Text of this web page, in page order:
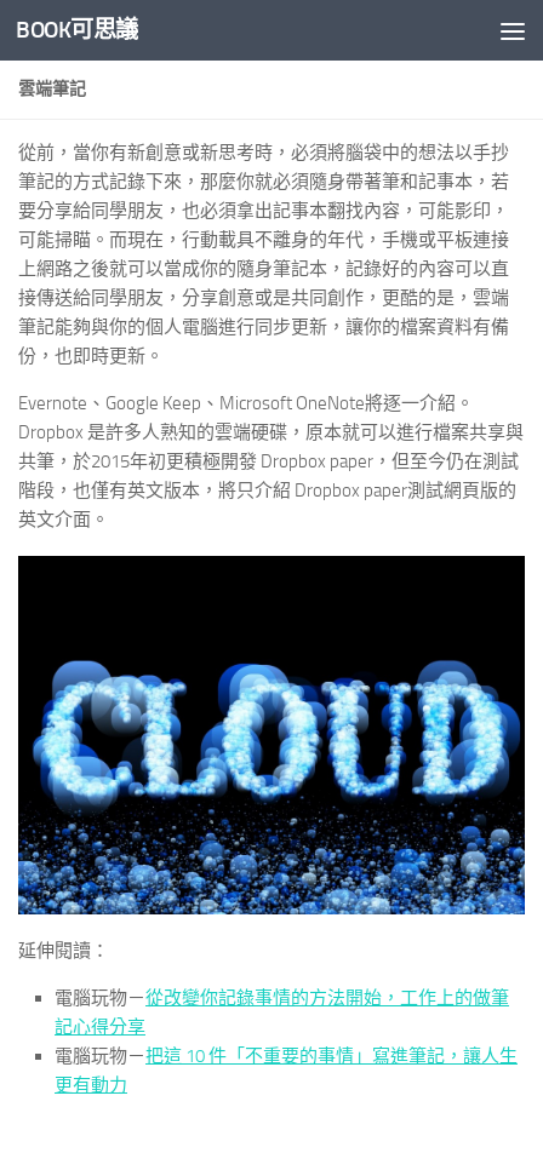
Skip to content
BOOK可思議
雲端筆記
從前，當你有新創意或新思考時，必須將腦袋中的想法以手抄
筆記的方式記錄下來，那麼你就必須隨身帶著筆和記事本，若
要分享給同學朋友，也必須拿出記事本翻找內容，可能影印，
可能掃瞄。而現在，行動載具不離身的年代，手機或平板連接
上網路之後就可以當成你的隨身筆記本，記錄好的內容可以直
接傳送給同學朋友，分享創意或是共同創作，更酷的是，雲端
筆記能夠與你的個人電腦進行同步更新，讓你的檔案資料有備
份，也即時更新。
Evernote、Google Keep、Microsoft OneNote將逐一介紹。
Dropbox 是許多人熟知的雲端硬碟，原本就可以進行檔案共享與
共筆，於2015年初更積極開發 Dropbox paper，但至今仍在測試
階段，也僅有英文版本，將只介紹 Dropbox paper測試網頁版的
英文介面。
延伸閱讀：
電腦玩物－從改變你記錄事情的方法開始，工作上的做筆
記心得分享
電腦玩物－把這 10 件「不重要的事情」寫進筆記，讓人生
更有動力